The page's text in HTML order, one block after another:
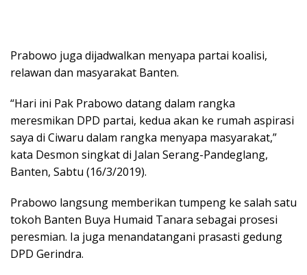
Prabowo juga dijadwalkan menyapa partai koalisi,
relawan dan masyarakat Banten.
“Hari ini Pak Prabowo datang dalam rangka
meresmikan DPD partai, kedua akan ke rumah aspirasi
saya di Ciwaru dalam rangka menyapa masyarakat,”
kata Desmon singkat di Jalan Serang-Pandeglang,
Banten, Sabtu (16/3/2019).
Prabowo langsung memberikan tumpeng ke salah satu
tokoh Banten Buya Humaid Tanara sebagai prosesi
peresmian. Ia juga menandatangani prasasti gedung
DPD Gerindra.